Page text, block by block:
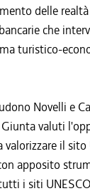
delle
che
turistico-
Novelli e
valuti
valorizzare il
apposito
i siti